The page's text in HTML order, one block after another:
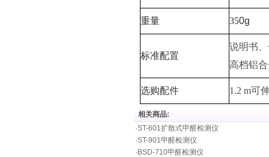
重量 350g
标准配置
说明书
高档铝
选购配件 1.2 m可
相关商品:
·ST-601扩散式甲醛检测仪
·ST-901甲醛检测仪
· BSD-710甲醛检测仪